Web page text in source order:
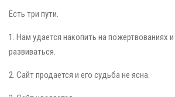
Есть три пути.
1. Нам удается накопить на пожертвованиях
развиваться.
2. Сайт продается и его судьба не ясна.